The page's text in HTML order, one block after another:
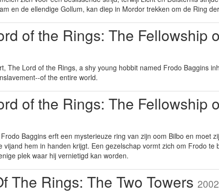
en de ellendige Gollum, kan diep in Mordor trekken om de Ring
of the Rings: The Fellowship
The Lord of the Rings, a shy young hobbit named Frodo Baggins
of the entire world.
of the Rings: The Fellowship
Baggins erft een mysterieuze ring van zijn oom Bilbo en moet
vijand hem in handen krijgt. Een gezelschap vormt zich om Frodo
plek waar hij vernietigd kan worden.
The Rings: The Two Towers 2002